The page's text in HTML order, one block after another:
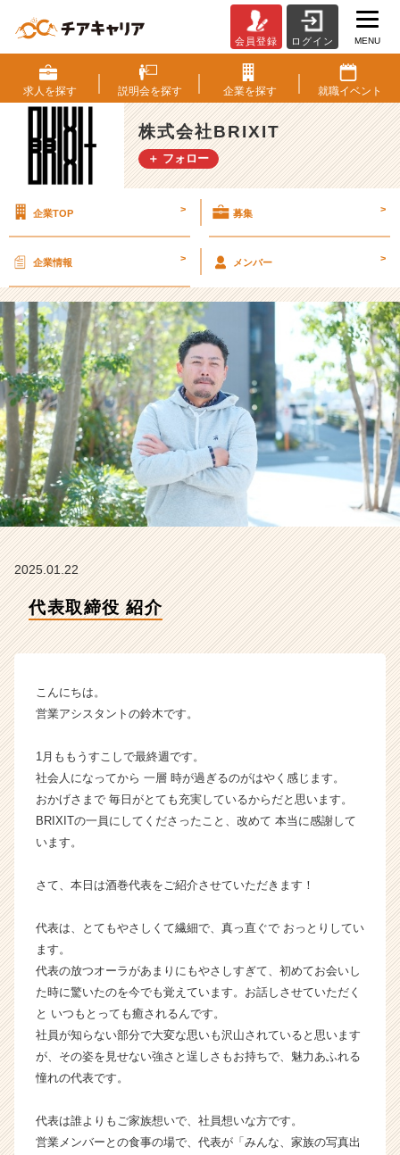
表
取
締
役
紹
介
社
I
X
I
T
の
タ
イ
ム
ラ
イ
|
ベ
成
ス
ウ
ト
が
届
サ
ト
ア
キ
リ
ア
（C
e
r
会員登録 ログイン MENU
求人を探す 説明会を探す 企業を探す 就職イベント
株式会社BRIXIT
＋ フォロー
企業TOP > 募集 >
企業情報 > メンバー >
2025.01.22
代表取締役 紹介
こんにちは。
営業アシスタントの鈴木です。
1月ももうすこしで最終週です。
社会人になってから 一層 時が過ぎるのがはやく感じます。
おかげさまで 毎日がとても充実しているからだと思います。
BRIXITの一員にしてくださったこと、改めて 本当に感謝して
います。
さて、本日は酒巻代表をご紹介させていただきます！
代表は、とてもやさしくて繊細で、真っ直ぐで おっとりしてい
ます。
代表の放つオーラがあまりにもやさしすぎて、初めてお会いし
た時に驚いたのを今でも覚えています。お話しさせていただく
と いつもとっても癒されるんです。
社員が知らない部分で大変な思いも沢山されていると思います
が、その姿を見せない強さと逞しさもお持ちで、魅力あふれる
憧れの代表です。
代表は誰よりもご家族想いで、社員想いな方です。
営業メンバーとの食事の場で、代表が「みんな、家族の写真出